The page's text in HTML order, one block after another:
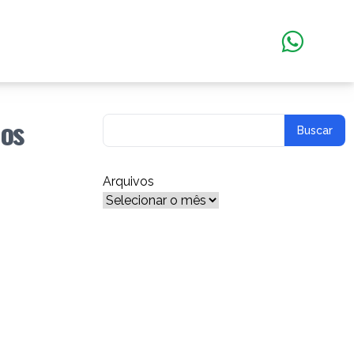
Arquivos
Arquivos